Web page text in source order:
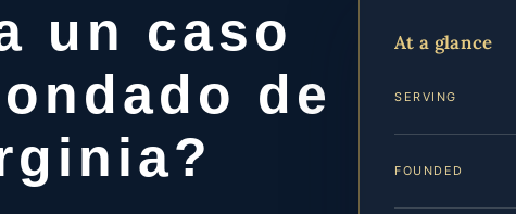
un caso
de
At a glance
SERVING
FOUNDED